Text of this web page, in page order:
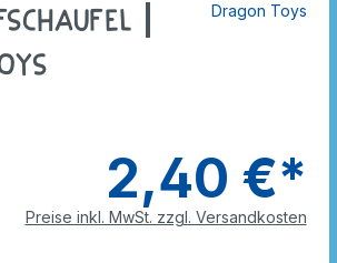
|
Dragon Toys
2,40 €*
Preise inkl. MwSt. zzgl. Versandkosten